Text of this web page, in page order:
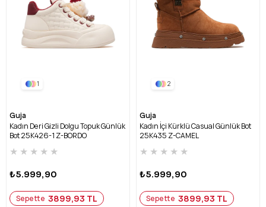
1
Guja
Kadın Deri Gizli Dolgu Topuk Günlük
Bot 25K426-1 Z-BORDO
★ ★ ★ ★ ★
₺5.999,90
Sepette 3899,93 TL
2
Guja
Kadın İçi Kürklü Casual Günlük Bot
25K435 Z-CAMEL
★ ★ ★ ★ ★
₺5.999,90
Sepette 3899,93 TL